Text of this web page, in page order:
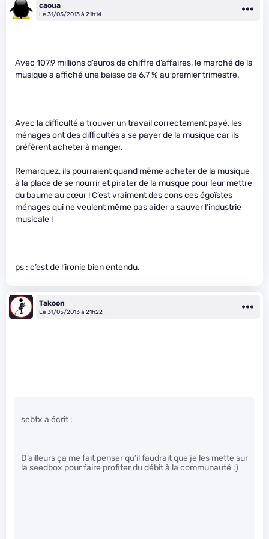
caoua
Le 31/05/2013 à 21h14
Avec 107,9 millions d’euros de chiffre d’affaires, le marché de la
musique a affiché une baisse de 6,7 % au premier trimestre.
Avec la difficulté a trouver un travail correctement payé, les
ménages ont des difficultés a se payer de la musique car ils
préfèrent acheter à manger.
Remarquez, ils pourraient quand même acheter de la musique
à la place de se nourrir et pirater de la musque pour leur mettre
du baume au cœur ! C’est vraiment des cons ces égoïstes
ménages qui ne veulent même pas aider a sauver l’industrie
musicale !
ps : c’est de l’ironie bien entendu.
Takoon
Le 31/05/2013 à 21h22
sebtx a écrit :
D’ailleurs ça me fait penser qu’il faudrait que je les mette sur
la seedbox pour faire profiter du débit à la communauté :)